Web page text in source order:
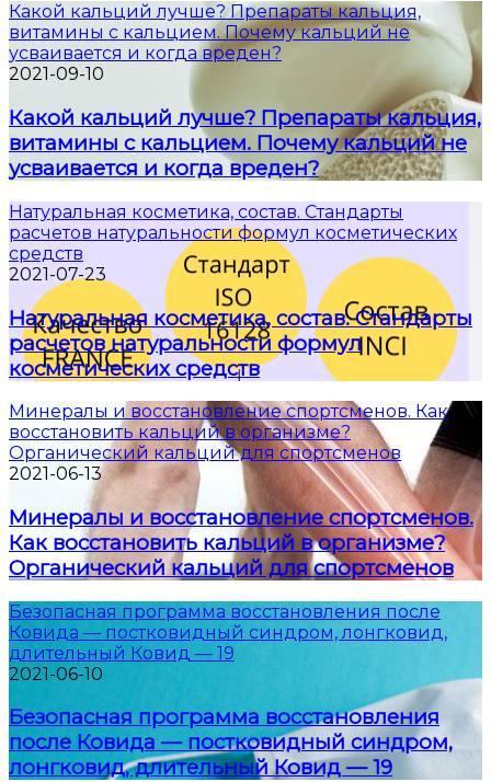
Какой кальций лучше? Препараты кальция,
витамины с кальцием. Почему кальций не
усваивается и когда вреден?
2021-09-10
Какой кальций лучше? Препараты кальция,
витамины с кальцием. Почему кальций не
усваивается и когда вреден?
Натуральная косметика, состав. Стандарты
расчетов натуральности формул косметических
средств
2021-07-23
Натуральная косметика, состав. Стандарты
расчетов натуральности формул
косметических средств
Минералы и восстановление спортсменов. Как
восстановить кальций в организме?
Органический кальций для спортсменов
2021-06-13
Минералы и восстановление спортсменов.
Как восстановить кальций в организме?
Органический кальций для спортсменов
Безопасная программа восстановления после
Ковида — постковидный синдром, лонгковид,
длительный Ковид — 19
2021-06-10
Безопасная программа восстановления
после Ковида — постковидный синдром,
лонгковид, длительный Ковид — 19